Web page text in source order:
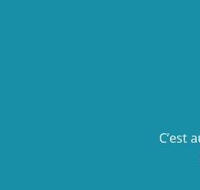
C’est